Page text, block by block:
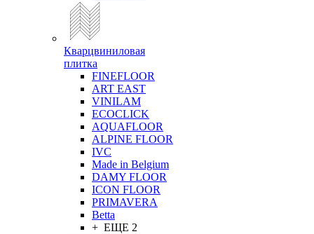
Кварцвиниловая
плитка
FINEFLOOR
ART EAST
VINILAM
ECOCLICK
AQUAFLOOR
ALPINE FLOOR
IVC
Made in Belgium
DAMY FLOOR
ICON FLOOR
PRIMAVERA
Betta
+ ЕЩЕ 2